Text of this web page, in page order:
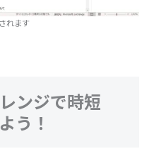
れます
ンジで時短
う！